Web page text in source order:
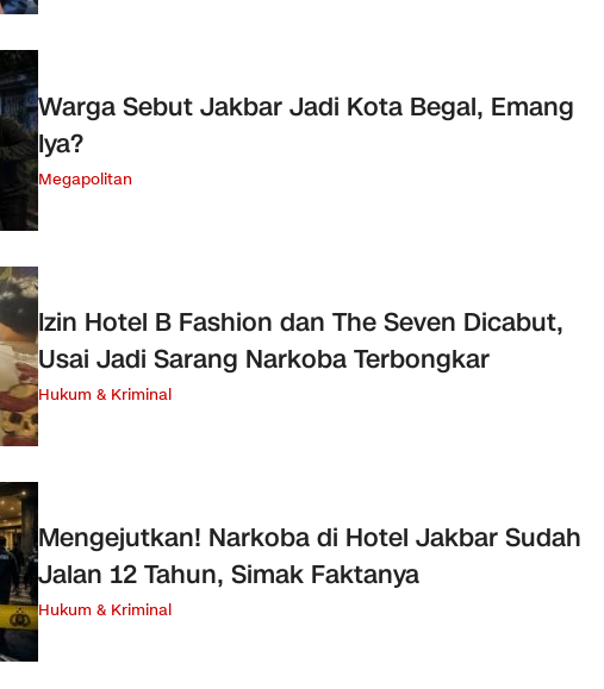
Warga Sebut Jakbar Jadi Kota Begal, Emang
Iya?
Megapolitan
Izin Hotel B Fashion dan The Seven Dicabut,
Usai Jadi Sarang Narkoba Terbongkar
Hukum & Kriminal
Mengejutkan! Narkoba di Hotel Jakbar Sudah
Jalan 12 Tahun, Simak Faktanya
Hukum & Kriminal